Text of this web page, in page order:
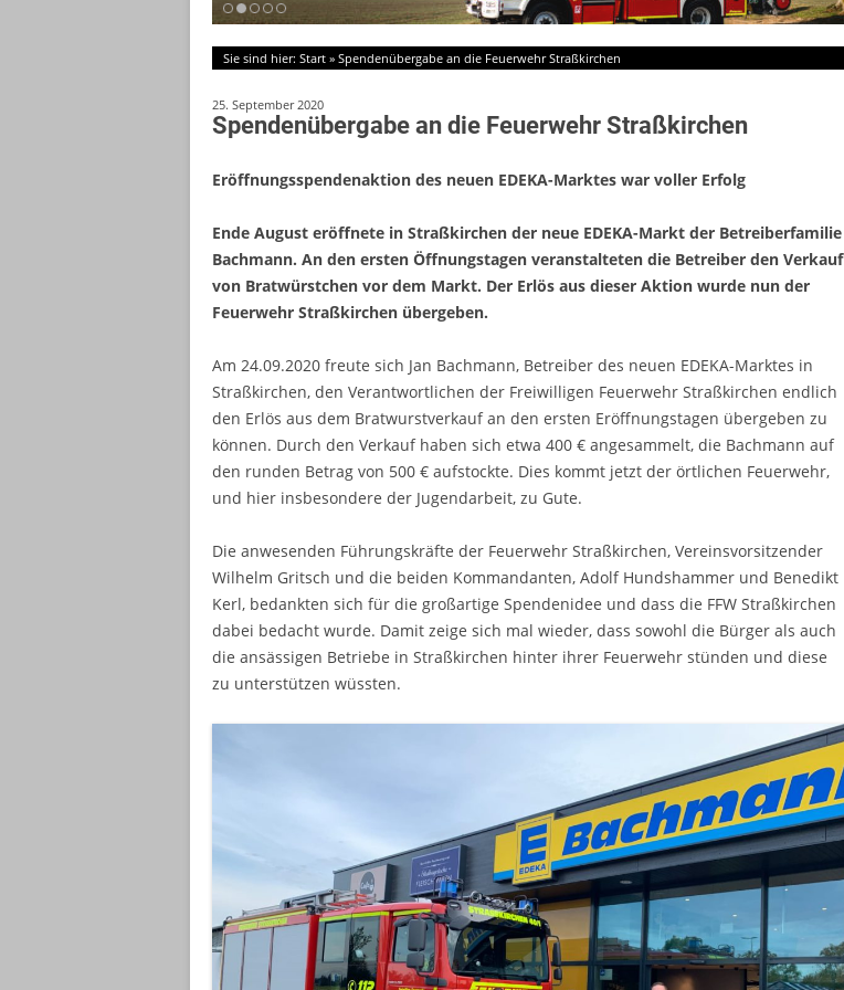
Sie sind hier: Start » Spendenübergabe an die Feuerwehr Straßkirchen
25. September 2020
Spendenübergabe an die Feuerwehr Straßkirchen
Eröffnungsspendenaktion des neuen EDEKA-Marktes war voller Erfolg
Ende August eröffnete in Straßkirchen der neue EDEKA-Markt der Betreiberfamilie
Bachmann. An den ersten Öffnungstagen veranstalteten die Betreiber den Verkauf
von Bratwürstchen vor dem Markt. Der Erlös aus dieser Aktion wurde nun der
Feuerwehr Straßkirchen übergeben.
Am 24.09.2020 freute sich Jan Bachmann, Betreiber des neuen EDEKA-Marktes in
Straßkirchen, den Verantwortlichen der Freiwilligen Feuerwehr Straßkirchen endlich
den Erlös aus dem Bratwurstverkauf an den ersten Eröffnungstagen übergeben zu
können. Durch den Verkauf haben sich etwa 400 € angesammelt, die Bachmann auf
den runden Betrag von 500 € aufstockte. Dies kommt jetzt der örtlichen Feuerwehr,
und hier insbesondere der Jugendarbeit, zu Gute.
Die anwesenden Führungskräfte der Feuerwehr Straßkirchen, Vereinsvorsitzender
Wilhelm Gritsch und die beiden Kommandanten, Adolf Hundshammer und Benedikt
Kerl, bedankten sich für die großartige Spendenidee und dass die FFW Straßkirchen
dabei bedacht wurde. Damit zeige sich mal wieder, dass sowohl die Bürger als auch
die ansässigen Betriebe in Straßkirchen hinter ihrer Feuerwehr stünden und diese
zu unterstützen wüssten.